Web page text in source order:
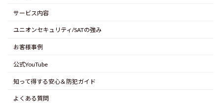
サービス内容
ユニオンセキュリティ/SATの強み
お客様事例
公式YouTube
知って得する安心＆防犯ガイド
よくある質問